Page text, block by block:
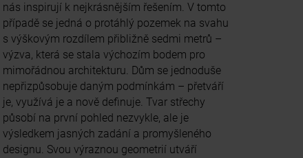
nás inspirují k nejkrásnějším řešením. V tomto
případě se jedná o protáhlý pozemek na svahu
s výškovým rozdílem přibližně sedmi metrů –
výzva, která se stala výchozím bodem pro
mimořádnou architekturu. Dům se jednoduše
nepřizpůsobuje daným podmínkám – přetváří
je, využívá je a nově definuje. Tvar střechy
působí na první pohled nezvykle, ale je
výsledkem jasných zadání a promyšleného
designu. Svou výraznou geometrií utváří